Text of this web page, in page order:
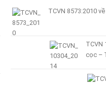
TCVN 8573:2010
TCVN
cọc –